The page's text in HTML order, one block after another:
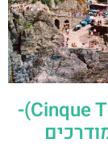
מפירנצה לצ'ינקווה טרה (Cinque Terre)-